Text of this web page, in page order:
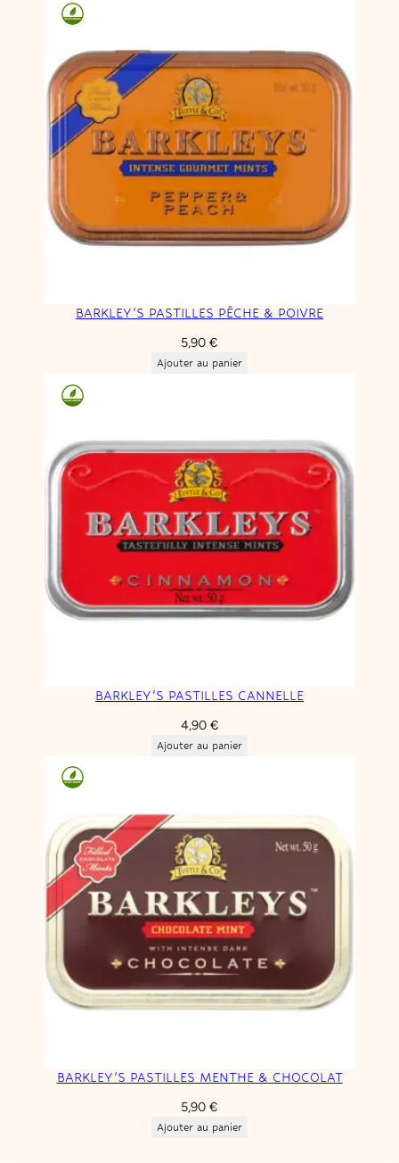
BARKLEY’S PASTILLES PÊCHE & POIVRE
5,90 €
Ajouter au panier
BARKLEY’S PASTILLES CANNELLE
4,90 €
Ajouter au panier
BARKLEY’S PASTILLES MENTHE & CHOCOLAT
5,90 €
Ajouter au panier